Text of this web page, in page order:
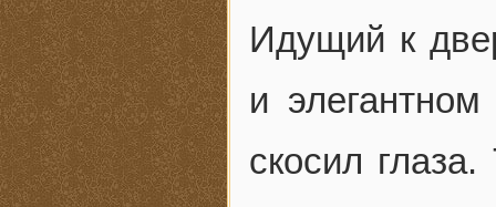
Идущий к
и
скосил